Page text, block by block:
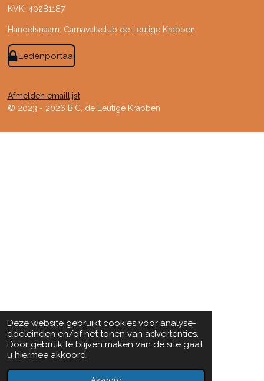
Deze website gebruikt cookies voor analyse-
doeleinden en/of het tonen van advertenties.
Door gebruik te blijven maken van de site gaat
u hiermee akkoord.
KVK: 40281187
Handelsnaam: Carnavalsclub de Leutige Krabben
Ledenportaal
Afmelden emaillijst
© 2023 - 2026 B.C. de Leutige Krabben